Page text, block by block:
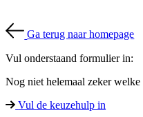
Ga terug naar homepage
Vul onderstaand formulier in:
Nog niet helemaal zeker
Vul de keuzehulp in